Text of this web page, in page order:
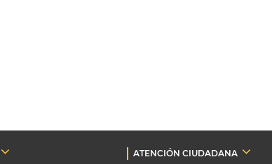
ATENCIÓN CIUDADANA